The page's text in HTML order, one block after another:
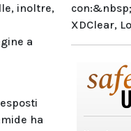
inoltre,
a
ha
XDClear,